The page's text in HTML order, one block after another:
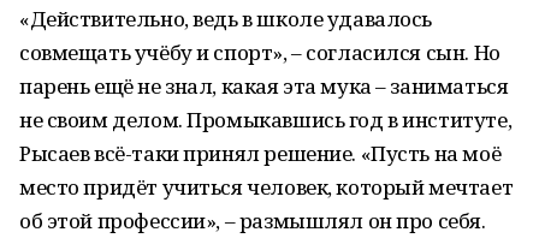
«Действительно, ведь в школе удавалось
совмещать учёбу и спорт», – согласился сын. Но
парень ещё не знал, какая эта мука – заниматься
не своим делом. Промыкавшись год в институте,
Рысаев всё-таки принял решение. «Пусть на моё
место придёт учиться человек, который мечтает
об этой профессии», – размышлял он про себя.